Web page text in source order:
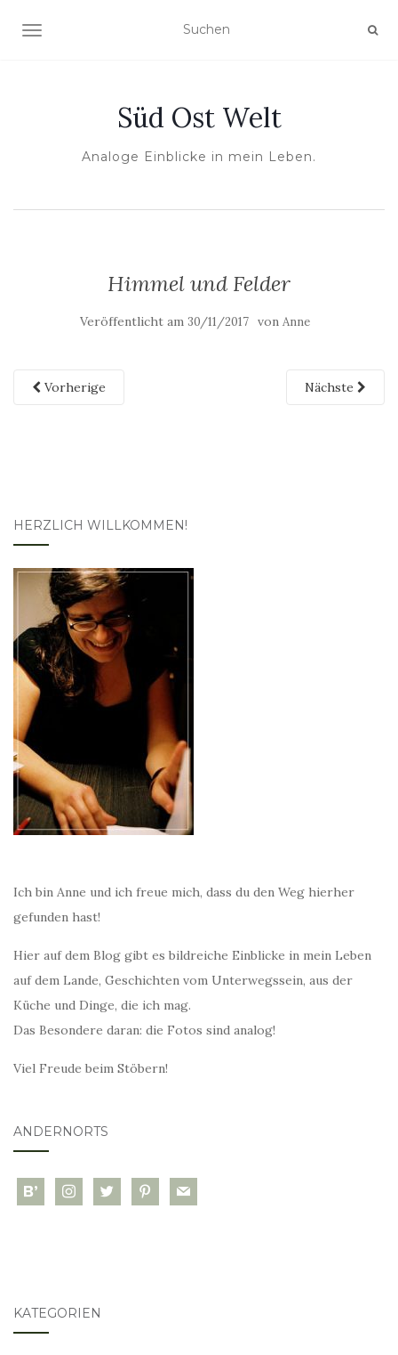
NAVIGATION UMSCHALTEN
Süd Ost Welt
Analoge Einblicke in mein Leben.
Himmel und Felder
Veröffentlicht am 30/11/2017 von Anne
Vorherige Nächste
HERZLICH WILLKOMMEN!
Ich bin Anne und ich freue mich, dass du den Weg hierher
gefunden hast!
Hier auf dem Blog gibt es bildreiche Einblicke in mein Leben
auf dem Lande, Geschichten vom Unterwegssein, aus der
Küche und Dinge, die ich mag.
Das Besondere daran: die Fotos sind analog!
Viel Freude beim Stöbern!
ANDERNORTS
bloglovininstagramtwitter pinterest
mail
KATEGORIEN